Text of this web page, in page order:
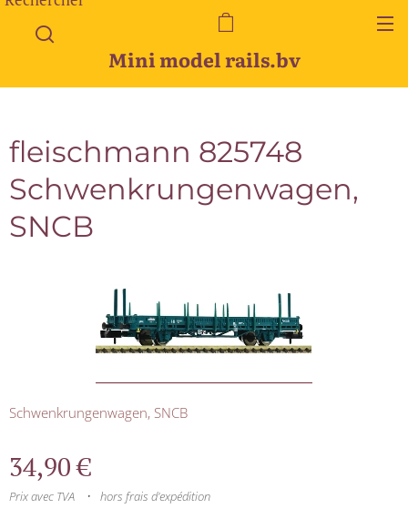
Mini model rails.bv
fleischmann 825748
Schwenkrungenwagen,
SNCB
Schwenkrungenwagen, SNCB
34,90€
Prix avec TVA hors frais d'expédition